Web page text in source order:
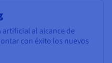
al alcance de
con éxito los nuevos